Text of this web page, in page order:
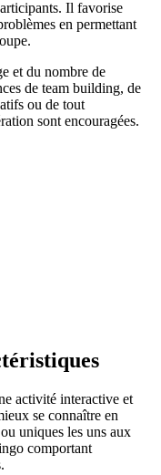
Il favorise
en permettant
et du nombre de
de team building, de
ou de tout
sont encouragées.
activité interactive et
se connaître en
uniques les uns aux
comportant